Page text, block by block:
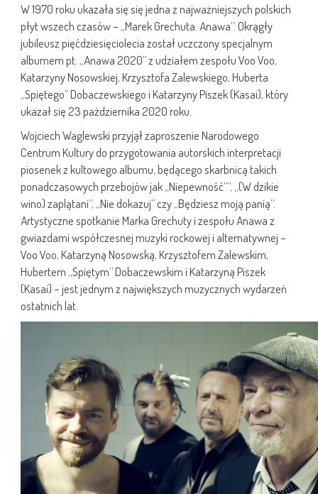
W 1970 roku ukazała się się jedna z najważniejszych polskich
płyt wszech czasów – „Marek Grechuta. Anawa”. Okrągły
jubileusz pięćdziesięciolecia został uczczony specjalnym
albumem pt. „Anawa 2020” z udziałem zespołu Voo Voo,
Katarzyny Nosowskiej, Krzysztofa Zalewskiego, Huberta
„Spiętego” Dobaczewskiego i Katarzyny Piszek (Kasai), który
ukazał się 23 października 2020 roku.
Wojciech Waglewski przyjął zaproszenie Narodowego
Centrum Kultury do przygotowania autorskich interpretacji
piosenek z kultowego albumu, będącego skarbnicą takich
ponadczasowych przebojów jak „Niepewność””, „(W dzikie
wino) zaplątani”, „Nie dokazuj” czy „Będziesz moją panią”.
Artystyczne spotkanie Marka Grechuty i zespołu Anawa z
gwiazdami współczesnej muzyki rockowej i alternatywnej –
Voo Voo, Katarzyną Nosowską, Krzysztofem Zalewskim,
Hubertem „Spiętym” Dobaczewskim i Katarzyną Piszek
(Kasai) – jest jednym z największych muzycznych wydarzeń
ostatnich lat.